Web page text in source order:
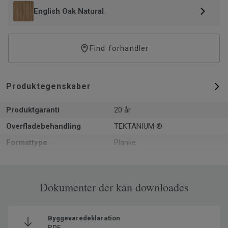
English Oak Natural
Find forhandler
Produktegenskaber
Produktgaranti
20 år
Overfladebehandling
TEKTANIUM ®
Formattype
Planke
Varer pr. pakke
7
Produceret i
Dokumenter der kan downloades
Byggevaredeklaration